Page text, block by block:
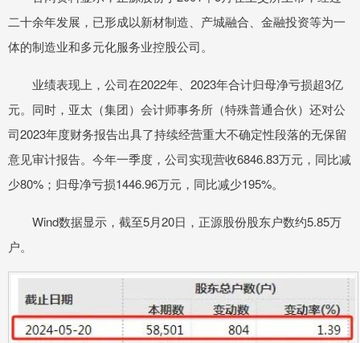
二十余年发展，已形成以新材制造、产城融合、金融投资等为一
体的制造业和多元化服务业控股公司。
业绩表现上，公司在2022年、2023年合计归母净亏损超3亿
元。同时，亚太（集团）会计师事务所（特殊普通合伙）还对公
司2023年度财务报告出具了持续经营重大不确定性段落的无保留
意见审计报告。今年一季度，公司实现营收6846.83万元，同比减
少80%；归母净亏损1446.96万元，同比减少195%。
Wind数据显示，截至5月20日，正源股份股东户数约5.85万
户。